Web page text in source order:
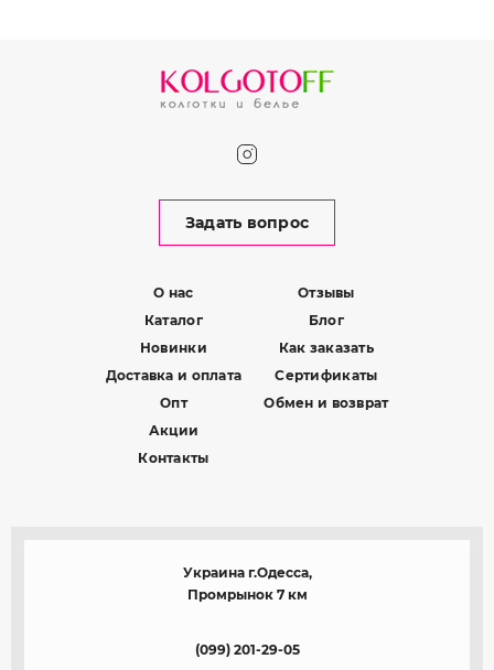
Задать вопрос
О нас
Каталог
Новинки
Доставка и оплата
Опт
Акции
Контакты
Отзывы
Блог
Как заказать
Сертификаты
Обмен и возврат
Украина г.Одесса,
Промрынок 7 км
(099) 201-29-05